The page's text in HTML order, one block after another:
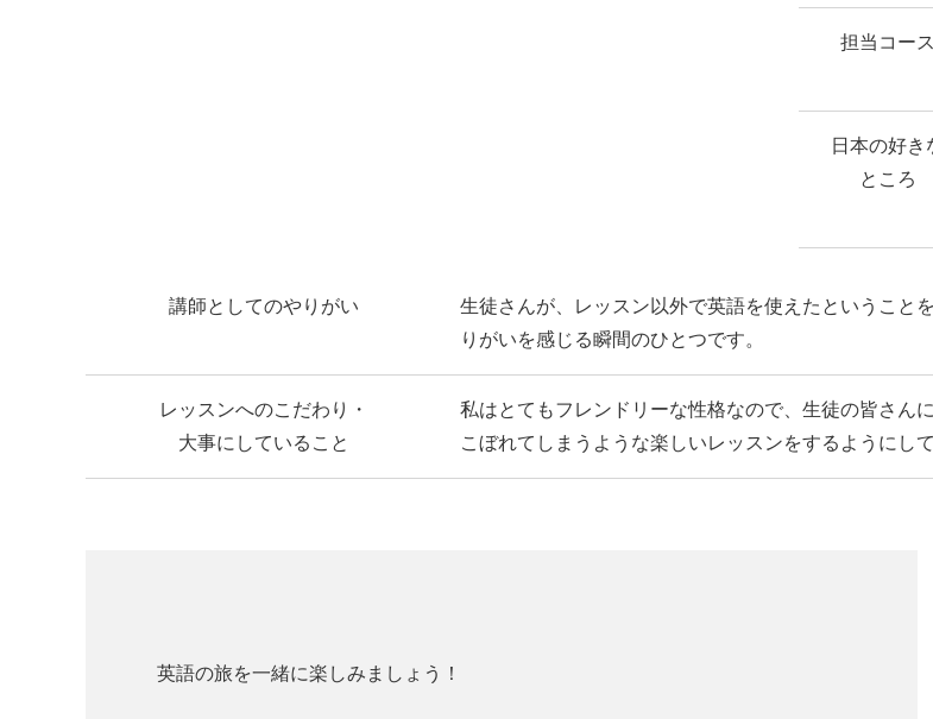
担当コース
日本の好き
ところ
講師としてのやりがい
生徒さんが、レッスン以外で英語を使えたということ
りがいを感じる瞬間のひとつです。
レッスンへのこだわり・
大事にしていること
私はとてもフレンドリーな性格なので、生徒の皆さん
こぼれてしまうような楽しいレッスンをするようにして
英語の旅を一緒に楽しみましょう！